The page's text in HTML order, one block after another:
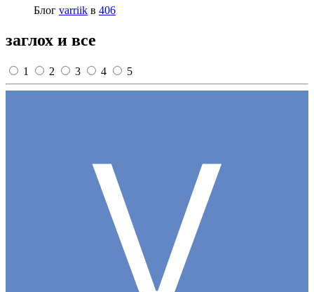
Блог varriik в 406
заглох и все
1 2 3 4 5